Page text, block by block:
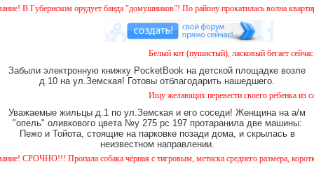
Губернском орудует банда "домушников"! По району прокатилась волна квартирных
Белый кот (пушистый), ласковый бегает
Забыли электронную книжку PocketBook на детской площадке возле
д.10 на ул.Земская! Готовы отблагодарить нашедшего.
Ищу желающих перевести своего ребенка из
Уважаемые жильцы д.1 по ул.Земская и его соседи! Женщина на а/м
"опель" оливкового цвета №у 275 рс 197 протаранила две машины:
Пежо и Тойота, стоящие на парковке позади дома, и скрылась в
неизвестном направлении.
Пропала собака чёрная с тигровым, метиска среднего размера,